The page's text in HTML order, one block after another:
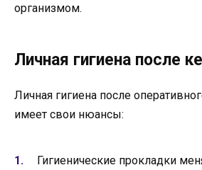
организмом.
Личная гигиена после
Личная гигиена после
имеет свои нюансы:
Гигиенические прокладки